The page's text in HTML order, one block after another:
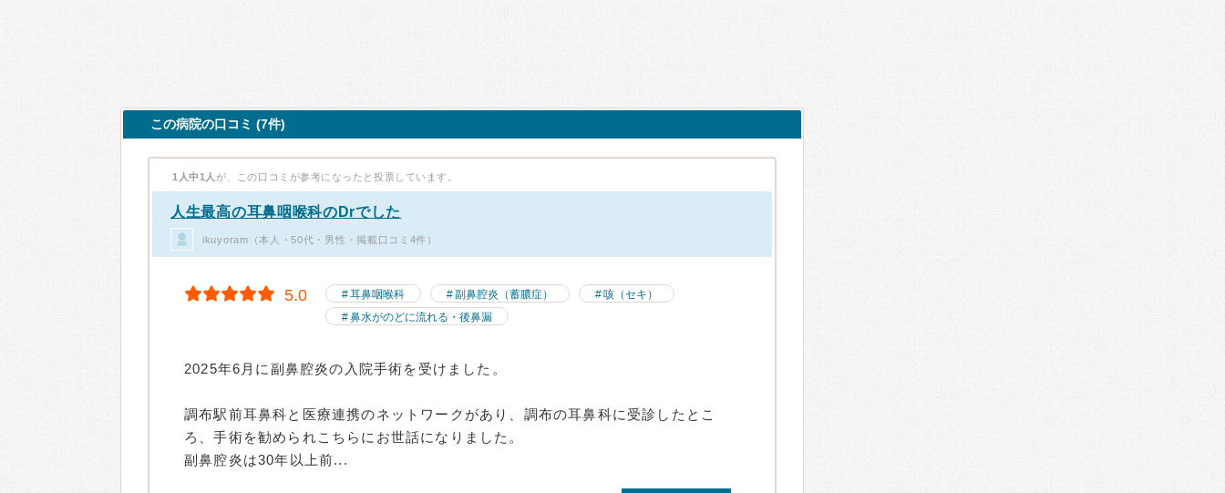
この病院の口コミ (7件)
1人中1人 が、この口コミが参考になったと投票しています。
人生最高の耳鼻咽喉科のDrでした
ikuyoram（本人・50代・男性・掲載口コミ4件）
5.0 耳鼻咽喉科 副鼻腔炎（蓄膿症）
咳（セキ）
鼻水がのどに流れる・後鼻漏
2025年6月に副鼻腔炎の入院手術を受けました。
調布駅前耳鼻科と医療連携のネットワークがあり、調布の耳鼻科に受診したとこ
ろ、手術を勧められこちらにお世話になりました。
副鼻腔炎は30年以上前...